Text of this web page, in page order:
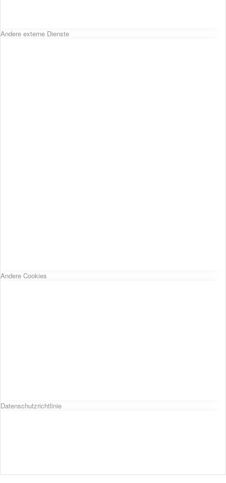
Andere externe Dienste
Andere Cookies
Datenschutzrichtlinie